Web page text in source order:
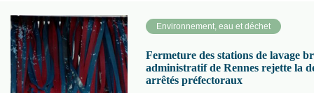
Environnement, eau et déchet
Fermeture des stations de lavage
administratif de Rennes rejette la
arrêtés préfectoraux